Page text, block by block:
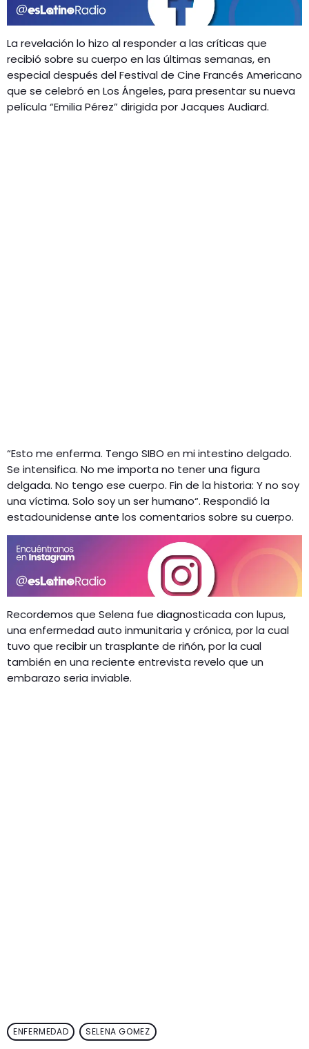
La revelación lo hizo al responder a las críticas que
recibió sobre su cuerpo en las últimas semanas, en
especial después del Festival de Cine Francés Americano
que se celebró en Los Ángeles, para presentar su nueva
película “Emilia Pérez” dirigida por Jacques Audiard.
“Esto me enferma. Tengo SIBO en mi intestino delgado.
Se intensifica. No me importa no tener una figura
delgada. No tengo ese cuerpo. Fin de la historia: Y no soy
una víctima. Solo soy un ser humano“. Respondió la
estadounidense ante los comentarios sobre su cuerpo.
Recordemos que Selena fue diagnosticada con lupus,
una enfermedad auto inmunitaria y crónica, por la cual
tuvo que recibir un trasplante de riñón, por la cual
también en una reciente entrevista revelo que un
embarazo seria inviable.
ENFERMEDAD SELENA GOMEZ